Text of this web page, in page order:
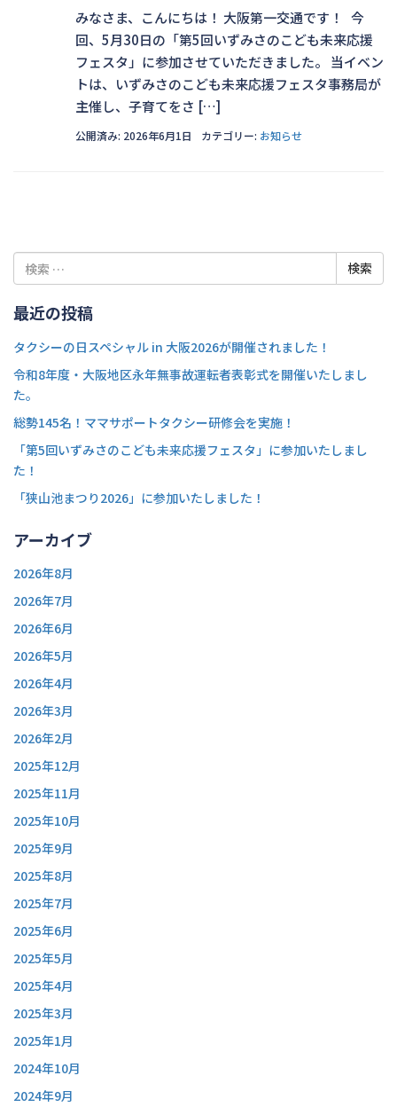
みなさま、こんにちは！ 大阪第一交通です！ 今
回、5月30日の「第5回いずみさのこども未来応援
フェスタ」に参加させていただきました。 当イベン
トは、いずみさのこども未来応援フェスタ事務局が
主催し、子育てをさ […]
公開済み: 2026年6月1日 カテゴリー: お知らせ
索:
最近の投稿
タクシーの日スペシャル in 大阪2026が開催されました！
令和8年度・大阪地区永年無事故運転者表彰式を開催いたしまし
た。
総勢145名！ママサポートタクシー研修会を実施！
「第5回いずみさのこども未来応援フェスタ」に参加いたしまし
た！
「狭山池まつり2026」に参加いたしました！
アーカイブ
2026年8月
2026年7月
2026年6月
2026年5月
2026年4月
2026年3月
2026年2月
2025年12月
2025年11月
2025年10月
2025年9月
2025年8月
2025年7月
2025年6月
2025年5月
2025年4月
2025年3月
2025年1月
2024年10月
2024年9月